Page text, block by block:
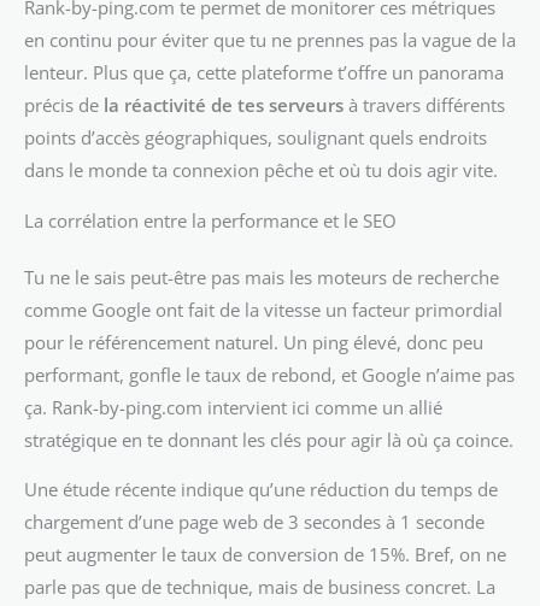
Rank-by-ping.com te permet de monitorer ces métriques
en continu pour éviter que tu ne prennes pas la vague de la
lenteur. Plus que ça, cette plateforme t’offre un panorama
précis de la réactivité de tes serveurs à travers différents
points d’accès géographiques, soulignant quels endroits
dans le monde ta connexion pêche et où tu dois agir vite.
La corrélation entre la performance et le SEO
Tu ne le sais peut-être pas mais les moteurs de recherche
comme Google ont fait de la vitesse un facteur primordial
pour le référencement naturel. Un ping élevé, donc peu
performant, gonfle le taux de rebond, et Google n’aime pas
ça. Rank-by-ping.com intervient ici comme un allié
stratégique en te donnant les clés pour agir là où ça coince.
Une étude récente indique qu’une réduction du temps de
chargement d’une page web de 3 secondes à 1 seconde
peut augmenter le taux de conversion de 15%. Bref, on ne
parle pas que de technique, mais de business concret. La